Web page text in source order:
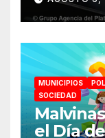
político
Patria
MUNICIPIOS
SOCIEDAD
el Día